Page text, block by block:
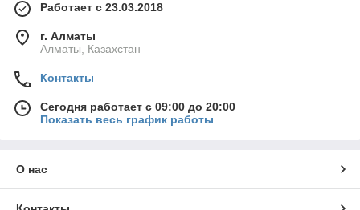
Работает с 23.03.2018
г. Алматы
Алматы, Казахстан
Контакты
Сегодня работает с 09:00 до 20:00
Показать весь график работы
О нас